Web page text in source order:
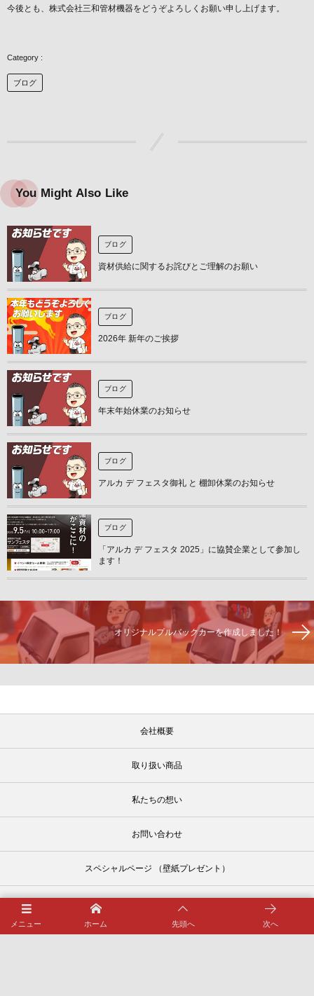
今後とも、株式会社三和管材機器をどうぞよろしくお願い申し上げます。
ブログ
You Might Also Like
ブログ
資材供給に関するお詫びとご理解のお願い
ブログ
2026年 新年のご挨拶
ブログ
年末年始休業のお知らせ
ブログ
アルカ デ フェスタ御礼 と 棚卸休業のお知らせ
ブログ
「アルカ デ フェスタ 2025」に協賛企業として参加し
ます！
オリジナルプルバックカーを作成しました！
会社概要
取り扱い商品
私たちの想い
お問い合わせ
スペシャルページ （壁紙プレゼント）
SDGs宣言
メニュー ホーム 先頭へ 次へ